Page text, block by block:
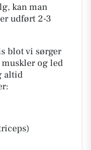
kan man
udført 2-3
blot vi sørger
og led
altid